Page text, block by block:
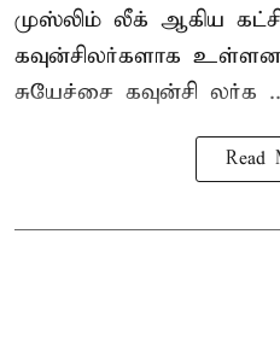
முஸ்லிம் லீக் ஆகிய
கவுன்சிலர்களாக
சுயேச்சை கவுன்சி லர்க
Read